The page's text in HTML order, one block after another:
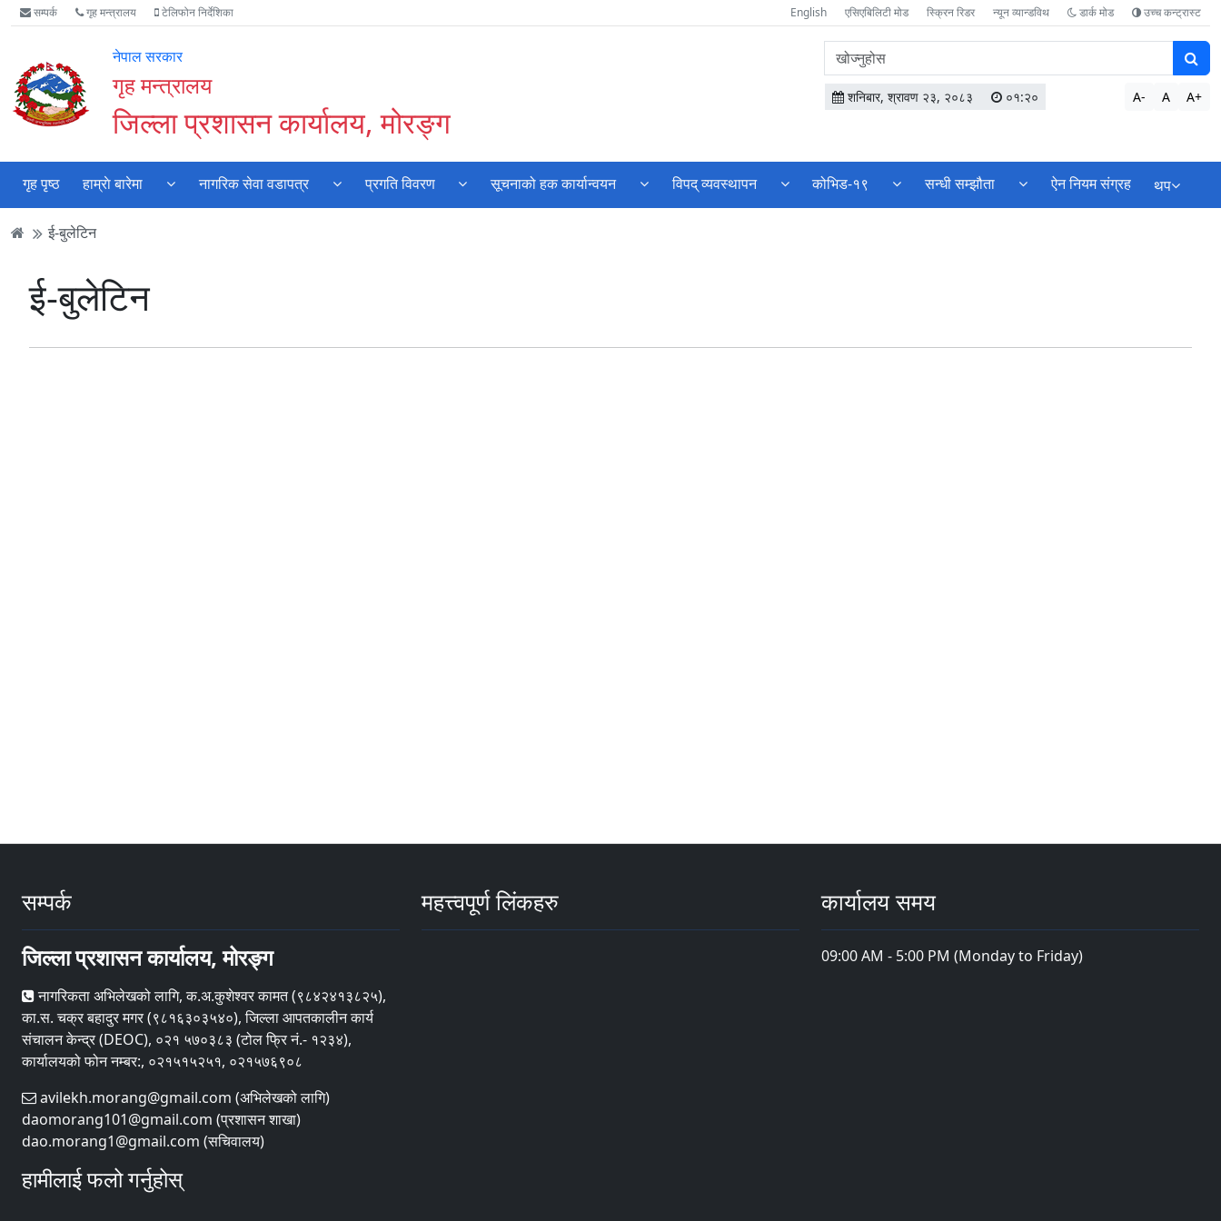
Accessibility
Mode
गर्नुहोस्
मुख्य
सामाग्री
मुख्य
नेभिगेसन
वेबसाइट
खोजमा
सम्पर्क गृह मन्त्रालय टेलिफोन निर्देशिका English एसिएबिलिटी मोड स्क्रिन रिडर न्यून व्यान्डविथ डार्क मोड उच्च कन्ट्रास्ट
नेपाल सरकार
गृह मन्त्रालय
जिल्ला प्रशासन कार्यालय, मोरङ्ग
वेबसाइटमा
सामग्री
खोज्नुहोस
शनिबार, श्रावण २३, २०८३ ०१:२० A- A A+
गृह पृष्ठ हाम्राे बारेमा नागरिक सेवा वडापत्र प्रगति विवरण सूचनाको हक कार्यान्वयन विपद् व्यवस्थापन कोभिड-१९ सन्धी सम्झौता ऐन नियम संग्रह थप
ई-बुलेटिन
ई-बुलेटिन
सम्पर्क
जिल्ला प्रशासन कार्यालय, मोरङ्ग
नागरिकता अभिलेखको लागि, क.अ.कुशेश्वर कामत (९८४२४१३८२५),
का.स. चक्र बहादुर मगर (९८१६३०३५४०), जिल्ला आपतकालीन कार्य
संचालन केन्द्र (DEOC), ०२१ ५७०३८३ (टोल फ्रि नं.- १२३४),
कार्यालयको फोन नम्बर:, ०२१५१५२५१, ०२१५७६९०८
avilekh.morang@gmail.com (अभिलेखको लागि)
daomorang101@gmail.com (प्रशासन शाखा)
dao.morang1@gmail.com (सचिवालय)
हामीलाई फलो गर्नुहोस्
महत्त्वपूर्ण लिंकहरु कार्यालय समय
09:00 AM - 5:00 PM (Monday to Friday)